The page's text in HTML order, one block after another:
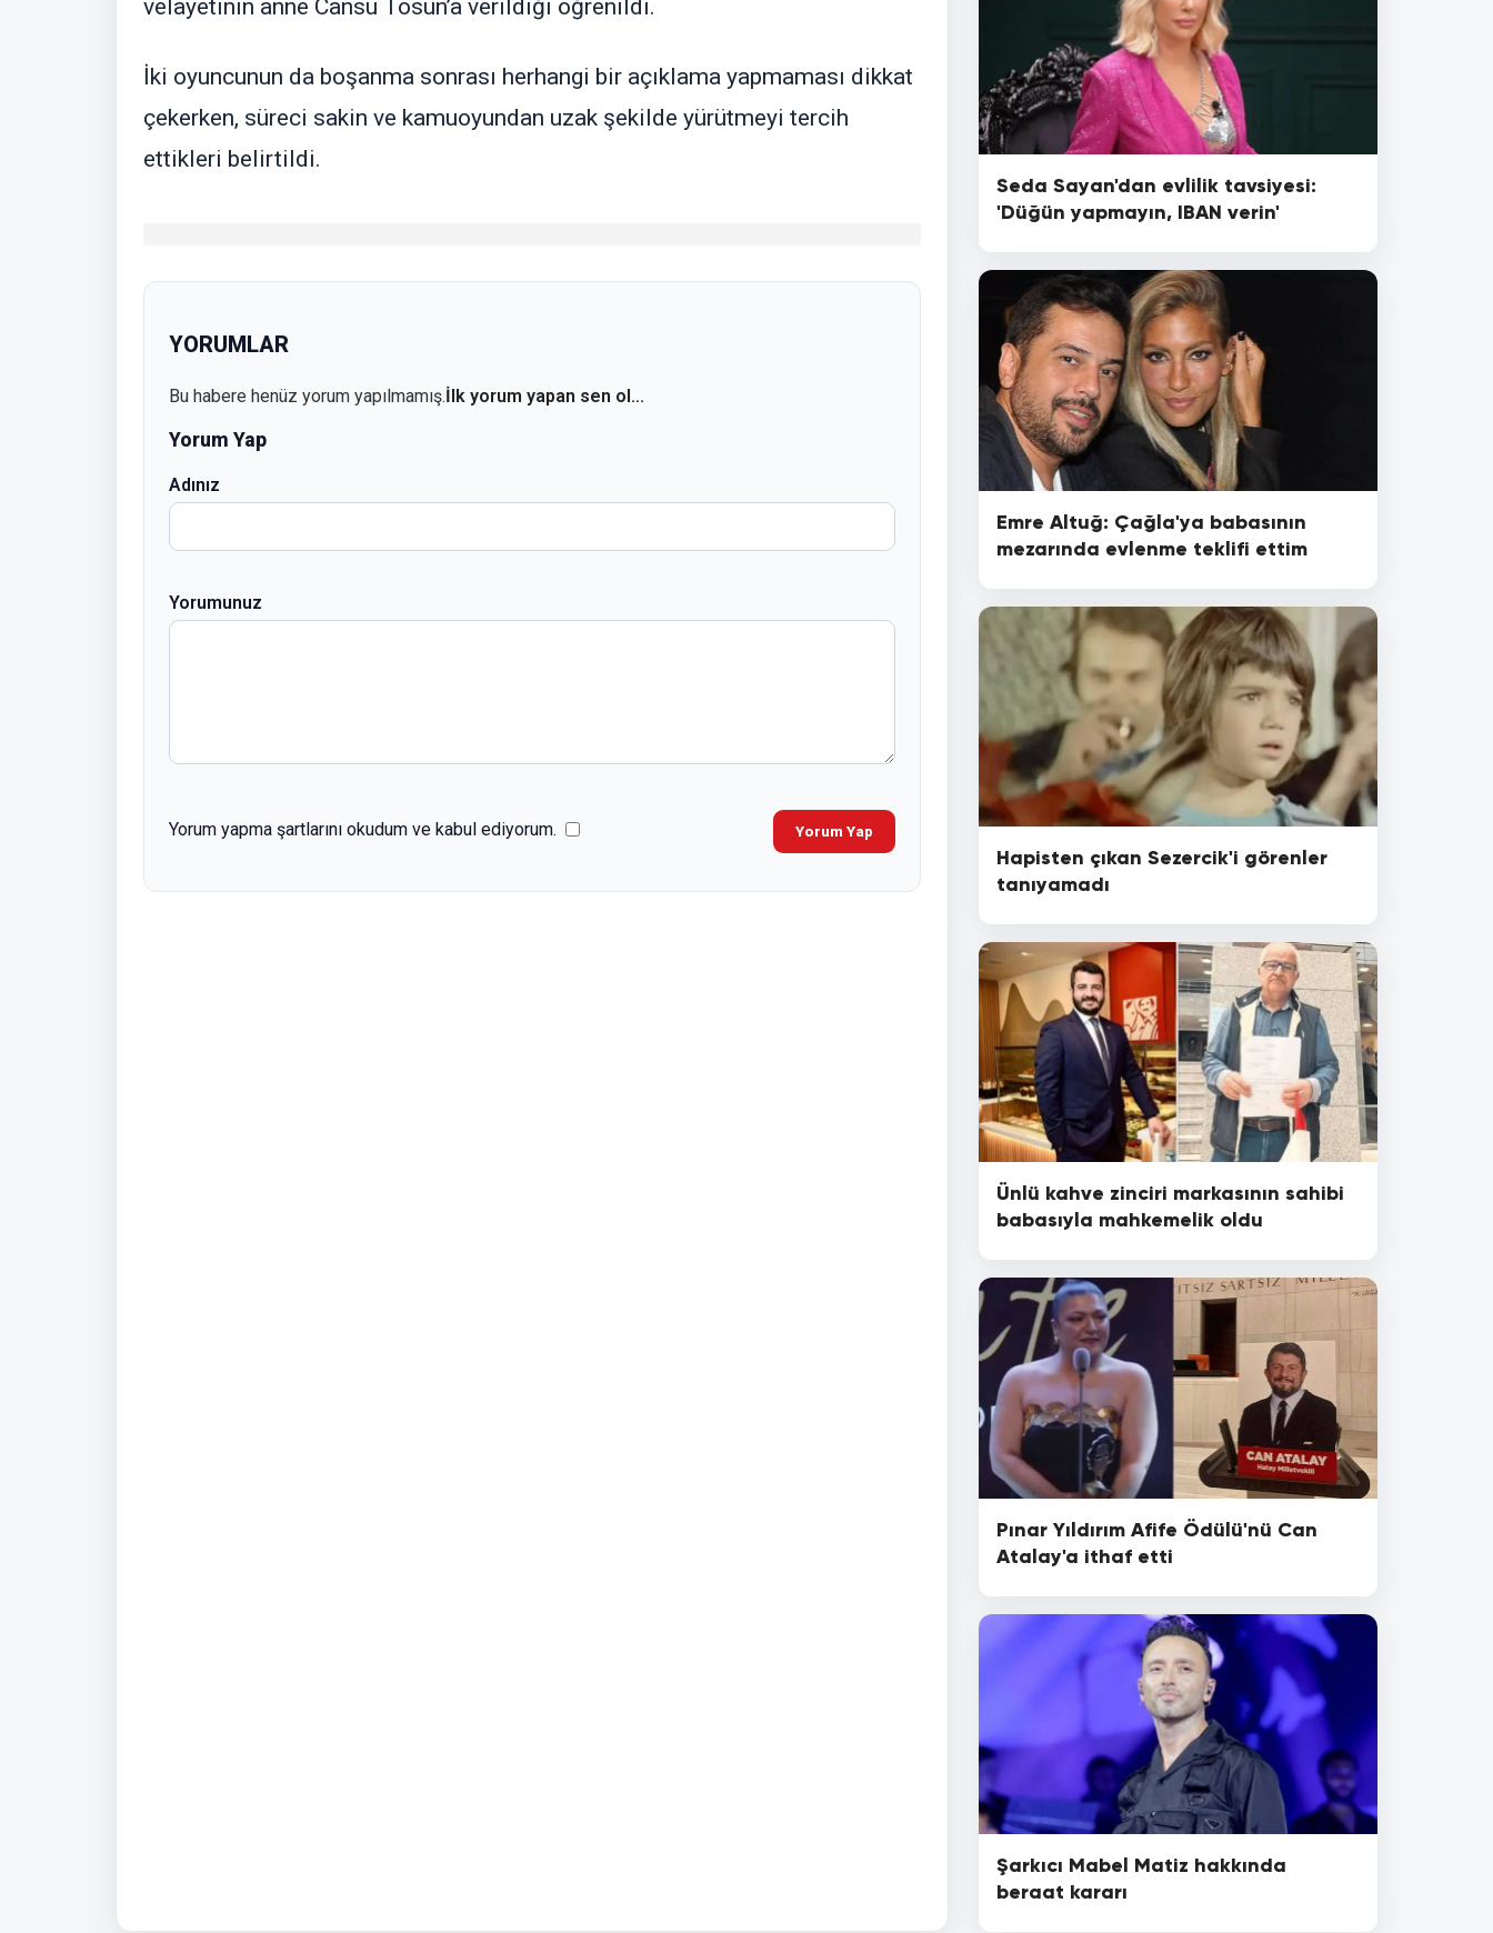
velayetinin anne Cansu Tosun’a verildiği öğrenildi.
İki oyuncunun da boşanma sonrası herhangi bir açıklama yapmaması dikkat
çekerken, süreci sakin ve kamuoyundan uzak şekilde yürütmeyi tercih
ettikleri belirtildi.
YORUMLAR
Bu habere henüz yorum yapılmamış.İlk yorum yapan sen ol...
Yorum Yap
Adınız
Yorumunuz
Yorum yapma şartlarını okudum ve kabul ediyorum. Yorum Yap
Seda Sayan'dan evlilik tavsiyesi:
'Düğün yapmayın, IBAN verin'
Emre Altuğ: Çağla'ya babasının
mezarında evlenme teklifi ettim
Hapisten çıkan Sezercik'i görenler
tanıyamadı
Ünlü kahve zinciri markasının sahibi
babasıyla mahkemelik oldu
Pınar Yıldırım Afife Ödülü'nü Can
Atalay'a ithaf etti
Şarkıcı Mabel Matiz hakkında
beraat kararı